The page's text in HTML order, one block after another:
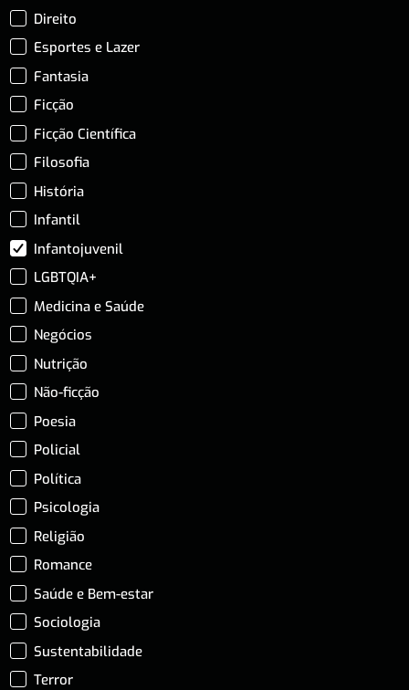
Direito
Esportes e Lazer
Fantasia
Ficção
Ficção Científica
Filosofia
História
Infantil
Infantojuvenil
LGBTQIA+
Medicina e Saúde
Negócios
Nutrição
Não-ficção
Poesia
Policial
Política
Psicologia
Religião
Romance
Saúde e Bem-estar
Sociologia
Sustentabilidade
Terror